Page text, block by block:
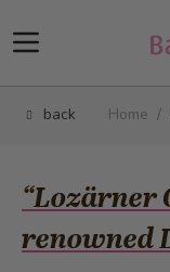
back Home /
“Lozärner
renowned